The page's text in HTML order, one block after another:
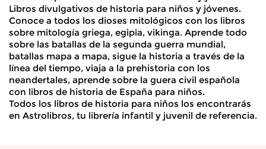
Libros divulgativos de historia para niños y jóvenes.
Conoce a todos los dioses mitológicos con los libros
sobre mitología griega, egipia, vikinga. Aprende todo
sobre las batallas de la segunda guerra mundial,
batallas mapa a mapa, sigue la historia a través de la
línea del tiempo, viaja a la prehistoria con los
neandertales, aprende sobre la guera civil española
con libros de historia de España para niños.
Todos los libros de historia para niños los encontrarás
en Astrolibros, tu librería infantil y juvenil de referencia.